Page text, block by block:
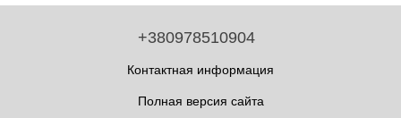
+380978510904
Контактная информация
Полная версия сайта